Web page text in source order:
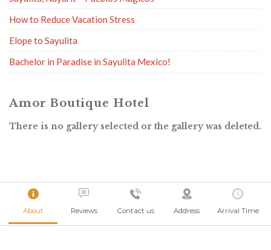
How to Reduce Vacation Stress
Elope to Sayulita
Bachelor in Paradise in Sayulita Mexico!
Amor Boutique Hotel
There is no gallery selected or the gallery was deleted.
About Reviews Contact us Address Arrival Time